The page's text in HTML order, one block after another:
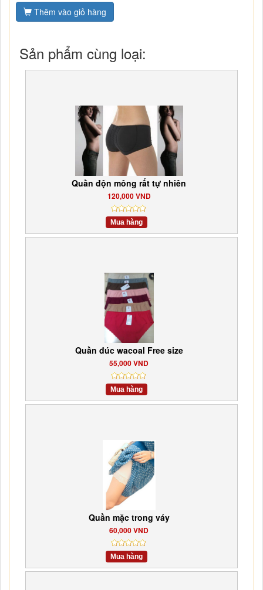
Thêm vào giỏ hàng
Sản phẩm cùng loại:
Quần độn mông rất tự nhiên
120,000 VND
Mua hàng
Quần đúc wacoal Free size
55,000 VND
Mua hàng
Quần mặc trong váy
60,000 VND
Mua hàng